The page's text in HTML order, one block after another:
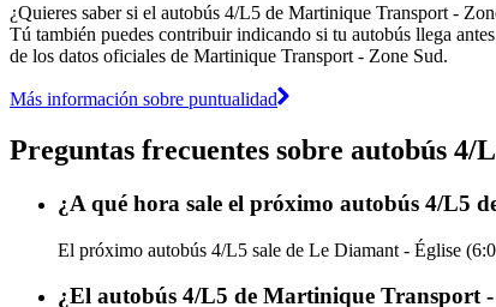
¿Quieres saber si el autobús 4/L5 de Martinique Transport -
Tú también puedes contribuir indicando si tu autobús llega
de los datos oficiales de Martinique Transport - Zone Sud.
Más información sobre puntualidad
Preguntas frecuentes sobre autobús
¿A qué hora sale el próximo autobús 4/L5
El próximo autobús 4/L5 sale de Le Diamant - Église
¿El autobús 4/L5 de Martinique Transport